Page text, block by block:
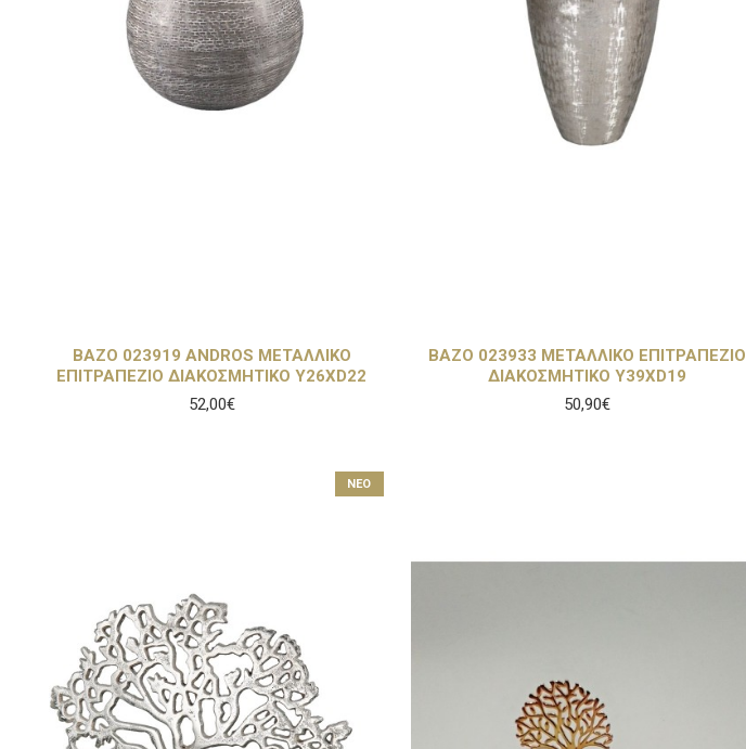
ΒΑΖΟ 023919 ANDROS ΜΕΤΑΛΛΙΚΟ
ΕΠΙΤΡΑΠΕΖΙΟ ΔΙΑΚΟΣΜΗΤΙΚΟ Υ26XD22
52,00€
ΒΑΖΟ 023933 ΜΕΤΑΛΛΙΚΟ ΕΠΙΤΡΑΠΕΖΙΟ
ΔΙΑΚΟΣΜΗΤΙΚΟ Υ39ΧD19
50,90€
NEO